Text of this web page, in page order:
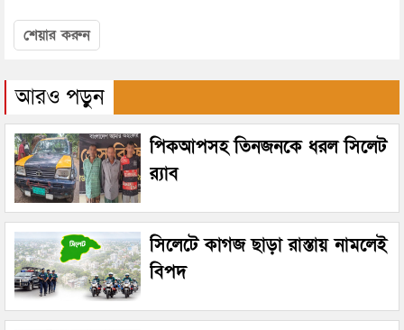
শেয়ার করুন
আরও পড়ুন
পিকআপসহ তিনজনকে ধরল সিলেট
র‌্যাব
সিলেটে কাগজ ছাড়া রাস্তায় নামলেই
বিপদ